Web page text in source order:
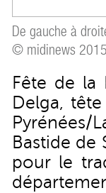
De gauche à
© midinews 2015
Fête de la
Delga,
Bastide de
pour le